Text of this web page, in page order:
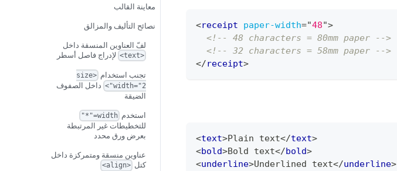
<receipt paper-width="48">
<!-- 48 characters = 80mm paper -->
<!-- 32 characters = 58mm paper -->
</receipt>
<text>Plain text</text>
<bold>Bold text</bold>
<underline>Underlined text</underline>
معاينة القالب
نصائح التأليف والمزالق
لفّ العناوين المنسقة داخل
<text>
لإدراج فاصل أسطر
تجنب استخدام
<size
width="2">
داخل الصفوف
الضيقة
استخدم width="*"
للتخطيطات غير المرتبطة
بعرض ورق محدد
عناوين منسقة ومتمركزة داخل
كتل <align>